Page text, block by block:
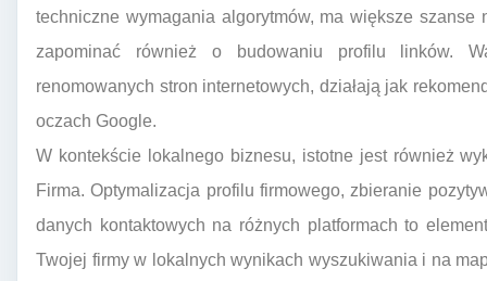
techniczne wymagania algorytmów, ma większe
zapominać również o budowaniu profilu linków.
renomowanych stron internetowych, działają jak
oczach Google.
W kontekście lokalnego biznesu, istotne jest również
Firma. Optymalizacja profilu firmowego, zbieranie
danych kontaktowych na różnych platformach to
Twojej firmy w lokalnych wynikach wyszukiwania i na